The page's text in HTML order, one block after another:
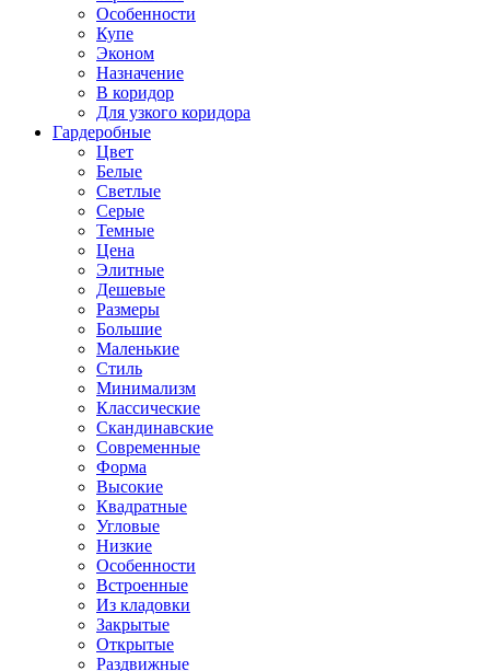
Особенности
Купе
Эконом
Назначение
В коридор
Для узкого коридора
Гардеробные
Цвет
Белые
Светлые
Серые
Темные
Цена
Элитные
Дешевые
Размеры
Большие
Маленькие
Стиль
Минимализм
Классические
Скандинавские
Современные
Форма
Высокие
Квадратные
Угловые
Низкие
Особенности
Встроенные
Из кладовки
Закрытые
Открытые
Раздвижные